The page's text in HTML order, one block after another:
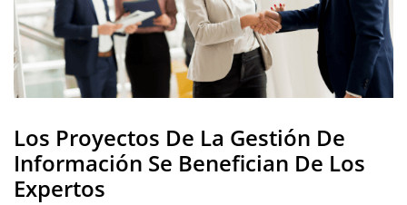
Los Proyectos De La Gestión De
Información Se Benefician De Los
Expertos